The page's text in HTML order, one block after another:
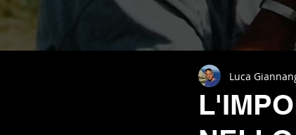
Luca